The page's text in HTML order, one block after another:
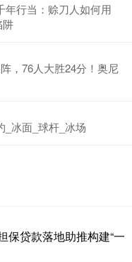
年行当：赊刀人如何用
阱
，76人大胜24分！奥尼
_冰面_球杆_冰场
保贷款落地助推构建“一